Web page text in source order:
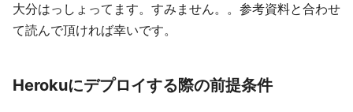
大分はっしょってます。すみません。。参考資料と合わせ
て読んで頂ければ幸いです。
Herokuにデプロイする際の前提条件